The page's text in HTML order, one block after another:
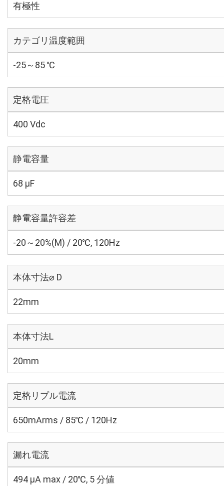
有極性
カテゴリ温度範囲
-25～85 ℃
定格電圧
400 Vdc
静電容量
68 µF
静電容量許容差
-20～20%(M) / 20℃, 120Hz
本体寸法⌀ D
22mm
本体寸法L
20mm
定格リプル電流
650mArms / 85℃ / 120Hz
漏れ電流
494 μA max / 20℃, 5 分値